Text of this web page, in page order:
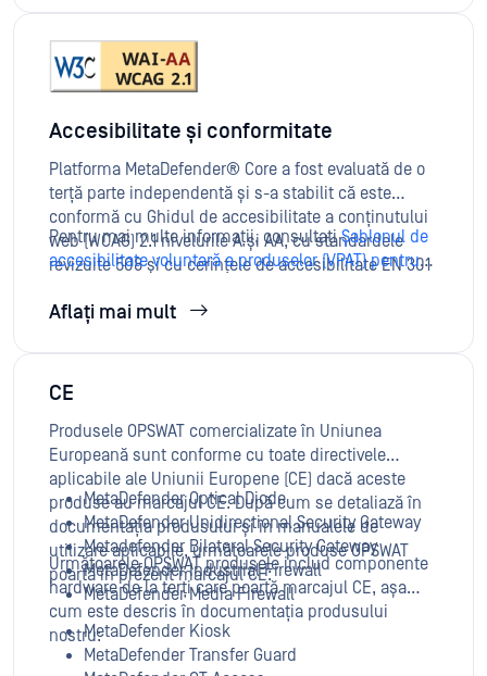
Accesibilitate și conformitate
Platforma MetaDefender® Core a fost evaluată de o
terță parte independentă și s-a stabilit că este
conformă cu Ghidul de accesibilitate a conținutului
web (WCAG) 2.1 nivelurile A și AA, cu standardele
revizuite 508 și cu cerințele de accesibilitate EN 301
3.2.1, începând cu 18 septembrie 2023.
Pentru mai multe informații, consultațiȘablonul de
accesibilitate voluntară a produselor (VPAT) pentru
Aflați mai mult
CE
Produsele OPSWAT comercializate în Uniunea
Europeană sunt conforme cu toate directivele
aplicabile ale Uniunii Europene (CE) dacă aceste
produse au marcajul CE. După cum se detaliază în
documentația produsului și în manualele de
utilizare aplicabile, următoarele produse OPSWAT
poartă în prezent marcajul CE:
MetaDefender Optical Diode
MetaDefender Unidirectional Security Gateway
Metadefender Bilateral Security Gateway
MetaDefender Industrial Firewall
MetaDefender Media Firewall
Următoarele OPSWAT produsele includ componente
hardware de la terți care poartă marcajul CE, așa
cum este descris în documentația produsului
nostru:MetaDefender Kiosk
MetaDefender Transfer Guard